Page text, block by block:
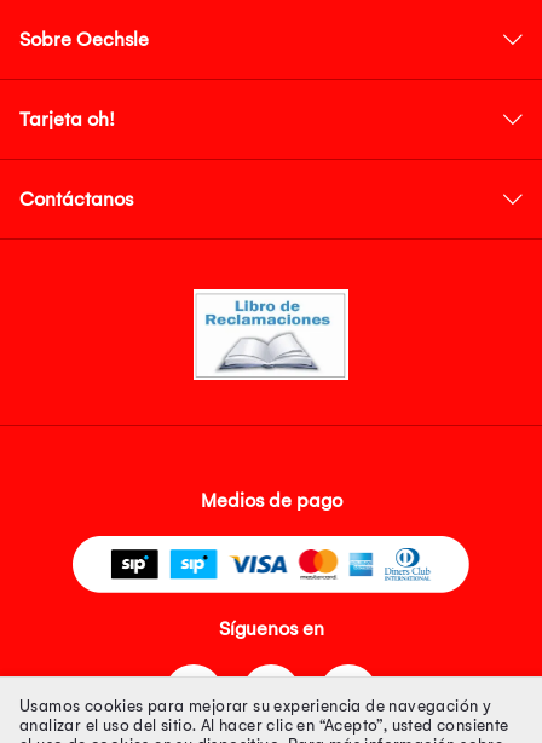
Sobre Oechsle
Tarjeta oh!
Contáctanos
Medios de pago
Síguenos en
Usamos cookies para mejorar su experiencia de navegación y
analizar el uso del sitio. Al hacer clic en “Acepto”, usted consiente